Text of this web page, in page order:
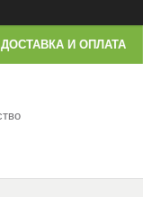
ДОСТАВКА И ОПЛАТА